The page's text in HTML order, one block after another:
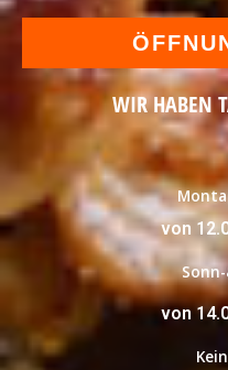
WIR HABEN
von
von